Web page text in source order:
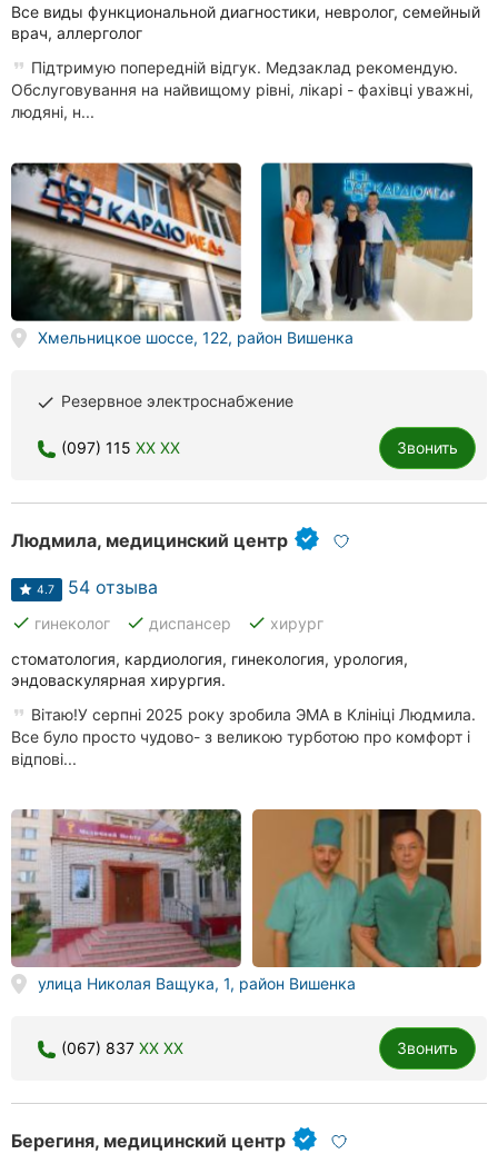
Запорожье
Днепр
Кривой
Рог
Николаев
Херсон
Полтава
Чернигов
Черкассы
Сумы
Ивано-
Франковск
Луцк
Карпаты
Все виды функциональной диагностики, невролог, семейный
врач, аллерголог
Підтримую попередній відгук. Медзаклад рекомендую.
Обслуговування на найвищому рівні, лікарі - фахівці уважні,
людяні, н...
Хмельницкое шоссе, 122, район Вишенка
done Резервное электроснабжение
(097) 115 XX XX Звонить
Людмила, медицинский центр
4.7 54 отзыва
done гинеколог done диспансер done хирург
стоматология, кардиология, гинекология, урология,
эндоваскулярная хирургия.
Вітаю!У серпні 2025 року зробила ЭМА в Клініці Людмила.
Все було просто чудово- з великою турботою про комфорт і
відпові...
улица Николая Ващука, 1, район Вишенка
(067) 837 XX XX Звонить
Берегиня, медицинский центр